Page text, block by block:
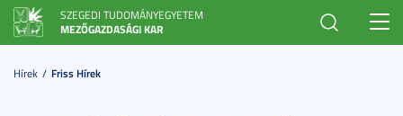
SZEGEDI TUDOMÁNYEGYETEM
MEZŐGAZDASÁGI KAR
Hírek Friss Hírek